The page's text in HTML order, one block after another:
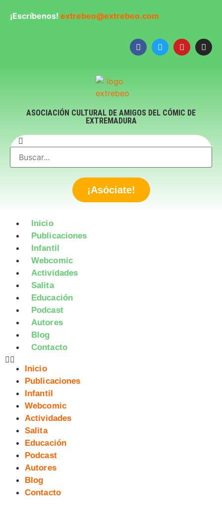
¡Escríbenos! extrebeo@extrebeo.com
ASOCIACIÓN CULTURAL DE AMIGOS DEL CÓMIC DE
EXTREMADURA
¡Asóciate!
Inicio
Publicaciones
Infantil
Webcomic
Actividades
Salita
Educación
Podcast
Autores
Blog
Contacto
Inicio
Publicaciones
Infantil
Webcomic
Actividades
Salita
Educación
Podcast
Autores
Blog
Contacto